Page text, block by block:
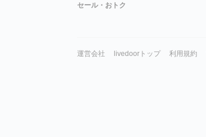
セール・おトク
運営会社 livedoorトップ 利用規約